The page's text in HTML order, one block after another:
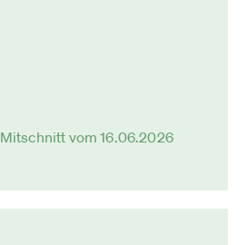
Mitschnitt vom 16.06.2026